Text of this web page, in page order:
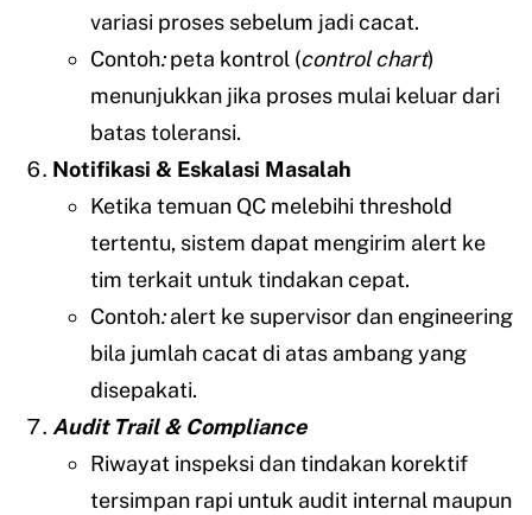
variasi proses sebelum jadi cacat.
Contoh:peta kontrol (control chart)
menunjukkan jika proses mulai keluar dari
batas toleransi.
Notifikasi & Eskalasi Masalah
Ketika temuan QC melebihi threshold
tertentu, sistem dapat mengirim alert ke
tim terkait untuk tindakan cepat.
Contoh:alert ke supervisor dan engineering
bila jumlah cacat di atas ambang yang
disepakati.
Audit Trail & Compliance
Riwayat inspeksi dan tindakan korektif
tersimpan rapi untuk audit internal maupun